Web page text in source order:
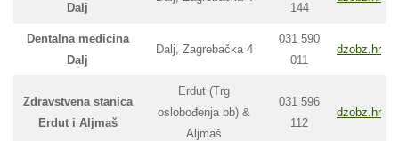
Dalj
144
Dentalna medicina
Dalj
Dalj, Zagrebačka 4
031 590
011
dzobz.hr
Zdravstvena stanica
Erdut i Aljmaš
Erdut (Trg
oslobođenja bb) &
Aljmaš
031 596
112
dzobz.hr